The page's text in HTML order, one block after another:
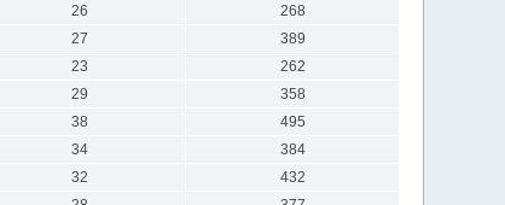
26
268
27
389
23
262
29
358
38
495
34
384
32
432